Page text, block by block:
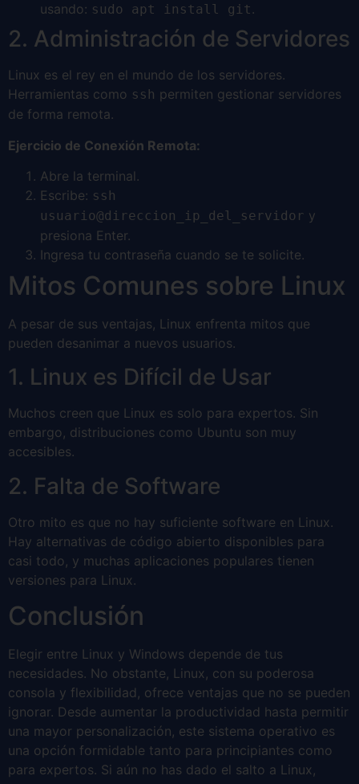
usando: sudo apt install git.
2. Administración de Servidores
Linux es el rey en el mundo de los servidores.
Herramientas como ssh permiten gestionar servidores
de forma remota.
Ejercicio de Conexión Remota:
Abre la terminal.
Escribe: ssh
usuario@direccion_ip_del_servidor y
presiona Enter.
Ingresa tu contraseña cuando se te solicite.
Mitos Comunes sobre Linux
A pesar de sus ventajas, Linux enfrenta mitos que
pueden desanimar a nuevos usuarios.
1. Linux es Difícil de Usar
Muchos creen que Linux es solo para expertos. Sin
embargo, distribuciones como Ubuntu son muy
accesibles.
2. Falta de Software
Otro mito es que no hay suficiente software en Linux.
Hay alternativas de código abierto disponibles para
casi todo, y muchas aplicaciones populares tienen
versiones para Linux.
Conclusión
Elegir entre Linux y Windows depende de tus
necesidades. No obstante, Linux, con su poderosa
consola y flexibilidad, ofrece ventajas que no se pueden
ignorar. Desde aumentar la productividad hasta permitir
una mayor personalización, este sistema operativo es
una opción formidable tanto para principiantes como
para expertos. Si aún no has dado el salto a Linux,